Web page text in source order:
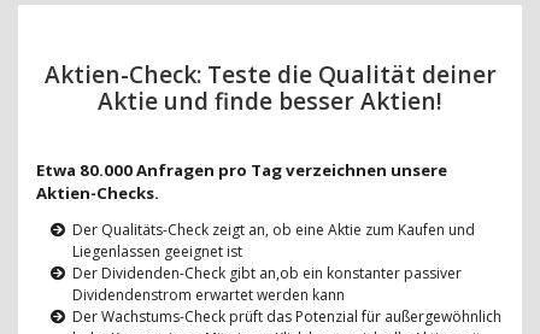
Aktien-Check: Teste die Qualität deiner
Aktie und finde besser Aktien!
Etwa 80.000 Anfragen pro Tag verzeichnen unsere
Aktien-Checks.
Der Qualitäts-Check zeigt an, ob eine Aktie zum Kaufen und
Liegenlassen geeignet ist
Der Dividenden-Check gibt an,ob ein konstanter passiver
Dividendenstrom erwartet werden kann
Der Wachstums-Check prüft das Potenzial für außergewöhnlich